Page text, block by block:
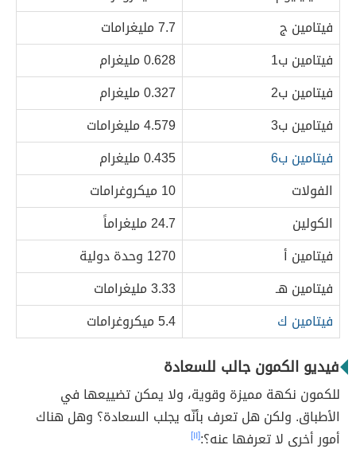
فيتامين ج
7.7 مليغرامات
فيتامين ب1
0.628 مليغرام
فيتامين ب2
0.327 مليغرام
فيتامين ب3
4.579 مليغرامات
فيتامين ب6
0.435 مليغرام
الفولات
10 ميكروغرامات
الكولين
24.7 مليغراماً
فيتامين أ
1270 وحدة دولية
فيتامين هـ
3.33 مليغرامات
فيتامين ك
5.4 ميكروغرامات
فيديو الكمون جالب للسعادة
للكمون نكهة مميزة وقوية، ولا يمكن تضييعها في
الأطباق. ولكن هل تعرف بأنّه يجلب السعادة؟ وهل هناك
أمور أخرى لا تعرفها عنه؟:[١١]